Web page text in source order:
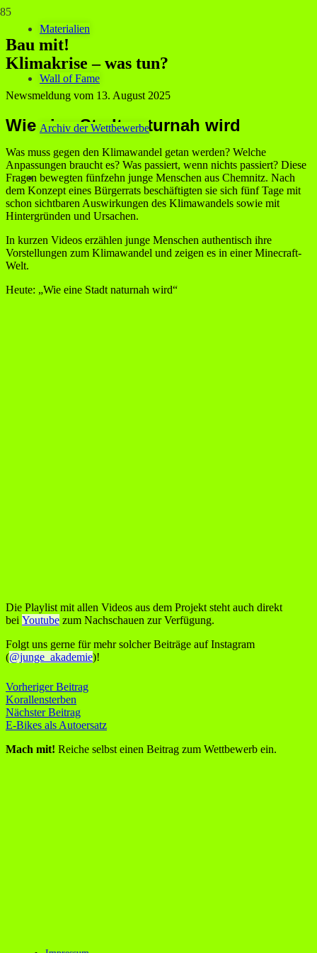
Materialien
Wall of Fame
Archiv der Wettbewerbe
Bau mit!
Klimakrise – was tun?
Newsmeldung vom 13. August 2025
Wie eine Stadt naturnah wird
Was muss gegen den Klimawandel getan werden? Welche
Anpassungen braucht es? Was passiert, wenn nichts passiert? Diese
Fragen bewegten fünfzehn junge Menschen aus Chemnitz. Nach
dem Konzept eines Bürgerrats beschäftigten sie sich fünf Tage mit
schon sichtbaren Auswirkungen des Klimawandels sowie mit
Hintergründen und Ursachen.
In kurzen Videos erzählen junge Menschen authentisch ihre
Vorstellungen zum Klimawandel und zeigen es in einer Minecraft-
Welt.
Heute: „Wie eine Stadt naturnah wird“
Die Playlist mit allen Videos aus dem Projekt steht auch direkt
bei Youtube zum Nachschauen zur Verfügung.
Folgt uns gerne für mehr solcher Beiträge auf Instagram
(@junge_akademie)!
Vorheriger Beitrag
Korallensterben
Nächster Beitrag
E-Bikes als Autoersatz
Mach mit! Reiche selbst einen Beitrag zum Wettbewerb ein.